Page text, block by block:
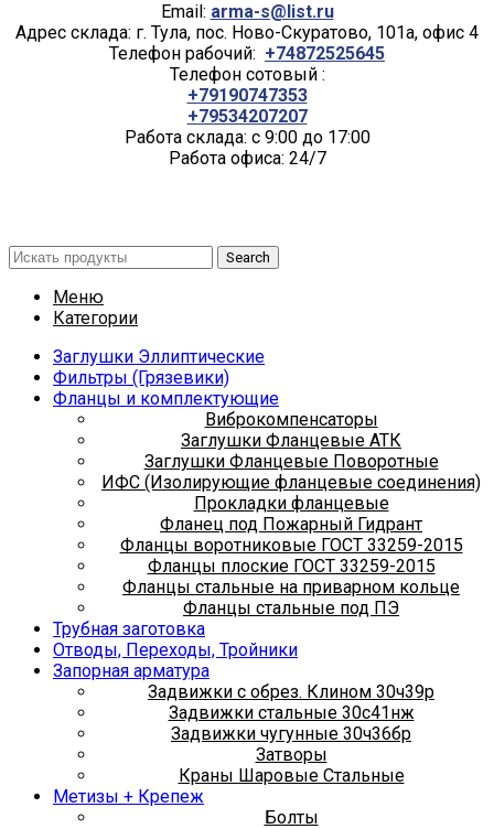
Email: arma-s@list.ru
Адрес склада: г. Тула, пос. Ново-Скуратово, 101а, офис 4
Телефон рабочий: +74872525645
Телефон сотовый :
+79190747353
+79534207207
Работа склада: с 9:00 до 17:00
Работа офиса: 24/7
Search
Меню
Категории
Заглушки Эллиптические
Фильтры (Грязевики)
Фланцы и комплектующие
Виброкомпенсаторы
Заглушки Фланцевые АТК
Заглушки Фланцевые Поворотные
ИФС (Изолирующие фланцевые соединения)
Прокладки фланцевые
Фланец под Пожарный Гидрант
Фланцы воротниковые ГОСТ 33259-2015
Фланцы плоские ГОСТ 33259-2015
Фланцы стальные на приварном кольце
Фланцы стальные под ПЭ
Трубная заготовка
Отводы, Переходы, Тройники
Запорная арматура
Задвижки с обрез. Клином 30ч39р
Задвижки стальные 30с41нж
Задвижки чугунные 30ч36бр
Затворы
Краны Шаровые Стальные
Метизы + Крепеж
Болты